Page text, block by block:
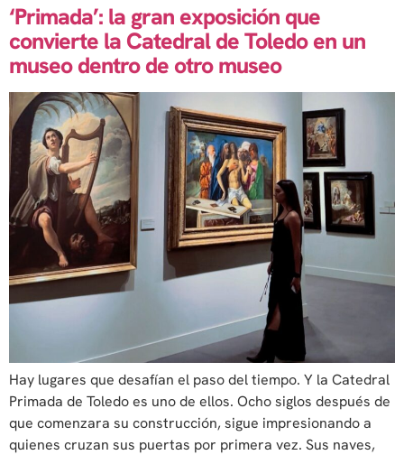
‘Primada’: la gran exposición que
convierte la Catedral de Toledo en un
museo dentro de otro museo
Hay lugares que desafían el paso del tiempo. Y la Catedral
Primada de Toledo es uno de ellos. Ocho siglos después de
que comenzara su construcción, sigue impresionando a
quienes cruzan sus puertas por primera vez. Sus naves,